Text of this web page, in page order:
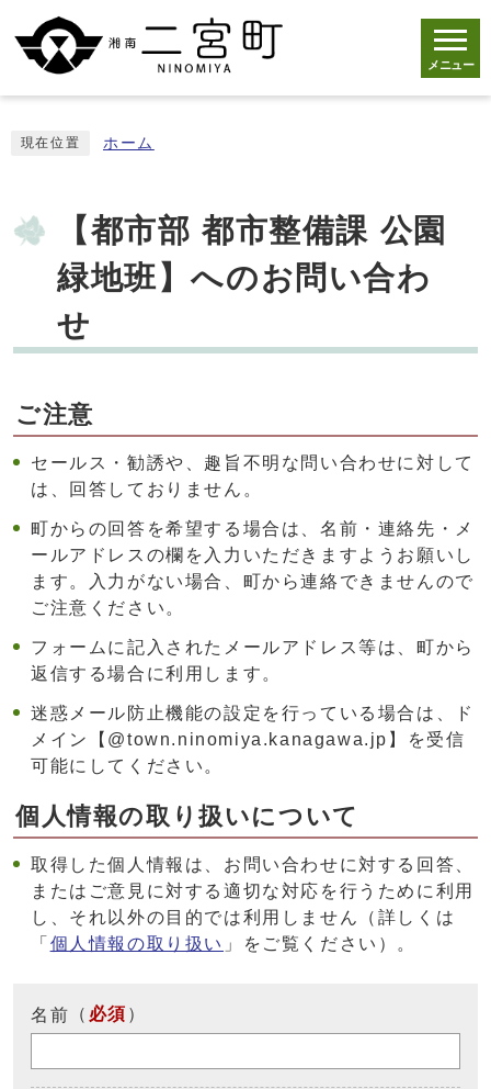
メニュー
現在位置 ホーム
【都市部 都市整備課 公園
緑地班】へのお問い合わ
せ
ご注意
セールス・勧誘や、趣旨不明な問い合わせに対して
は、回答しておりません。
町からの回答を希望する場合は、名前・連絡先・メ
ールアドレスの欄を入力いただきますようお願いし
ます。入力がない場合、町から連絡できませんので
ご注意ください。
フォームに記入されたメールアドレス等は、町から
返信する場合に利用します。
迷惑メール防止機能の設定を行っている場合は、ド
メイン【@town.ninomiya.kanagawa.jp】を受信
可能にしてください。
個人情報の取り扱いについて
取得した個人情報は、お問い合わせに対する回答、
またはご意見に対する適切な対応を行うために利用
し、それ以外の目的では利用しません（詳しくは
「 個人情報の取り扱い 」をご覧ください）。
名前 （ 必須 ）